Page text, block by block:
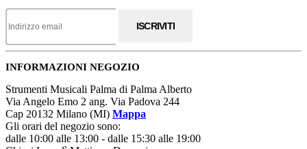
ISCRIVITI
INFORMAZIONI NEGOZIO
Strumenti Musicali Palma di Palma Alberto
Via Angelo Emo 2 ang. Via Padova 244
Cap 20132 Milano (MI) Mappa
Gli orari del negozio sono:
dalle 10:00 alle 13:00 - dalle 15:30 alle 19:00